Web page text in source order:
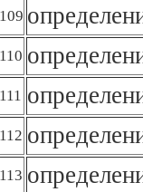
109
110
111
112
113